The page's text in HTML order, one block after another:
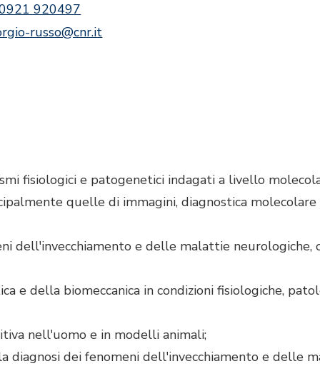
920497
russo@cnr.it
fisiologici e patogenetici indagati a livello
quelle di immagini, diagnostica molecolare
dell'invecchiamento e delle malattie neurologiche,
e della biomeccanica in condizioni fisiologiche,
nell'uomo e in modelli animali;
diagnosi dei fenomeni dell'invecchiamento e delle